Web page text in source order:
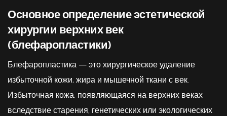
Основное определение эстетической
хирургии верхних век
(блефаропластики)
Блефаропластика — это хирургическое удаление
избыточной кожи, жира и мышечной ткани с век.
Избыточная кожа, появляющаяся на верхних веках
вследствие старения, генетических или экологических